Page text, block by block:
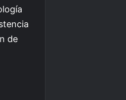
de